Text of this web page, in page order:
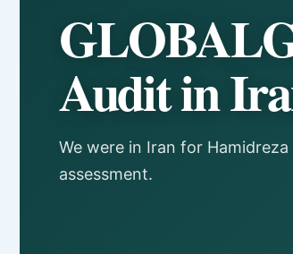
Audit in
We were in Iran for Hamidreza
assessment.